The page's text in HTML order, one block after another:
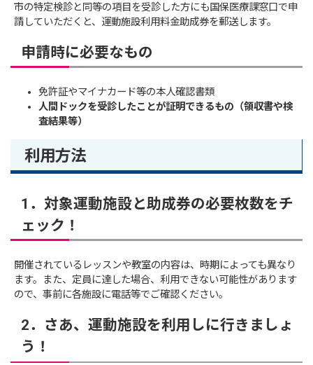
市の特定検診と同等の項目を受診した方にも国保医療課窓口で申
請していただくと、運動施設利用料金助成券を郵送します。
申請時に必要なもの
免許証やマイナカード等の本人確認書類
人間ドックを受診したことが証明できるもの（領収書や検
査結果等）
利用方法
1．対象運動施設と助成券の必要枚数をチ
ェック！
開催されているレッスンや教室の内容は、時期によっても異なり
ます。また、定員に達した場合、利用できない可能性があります
ので、事前に各施設に電話等でご確認ください。
2．さあ、運動施設を利用しに行きましょ
う！